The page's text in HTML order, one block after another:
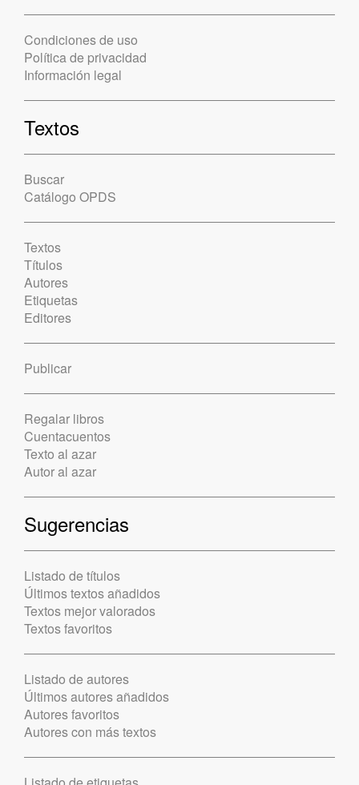
Condiciones de uso
Política de privacidad
Información legal
Textos
Buscar
Catálogo OPDS
Textos
Títulos
Autores
Etiquetas
Editores
Publicar
Regalar libros
Cuentacuentos
Texto al azar
Autor al azar
Sugerencias
Listado de títulos
Últimos textos añadidos
Textos mejor valorados
Textos favoritos
Listado de autores
Últimos autores añadidos
Autores favoritos
Autores con más textos